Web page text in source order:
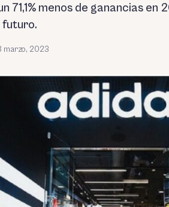
71,1% menos de ganancias
futuro.
marzo, 2023